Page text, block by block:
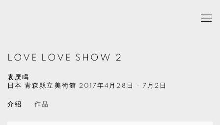
LOVE LOVE SHOW 2
袁廣鳴
日本 青森縣立美術館 2017年4月28日 - 7月2日
介紹 作品